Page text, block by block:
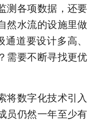
测各项数据，还要
然水流的设施里做
通道要设计多高、
需要不断寻找更优
将数字化技术引入
员仍然一年至少有